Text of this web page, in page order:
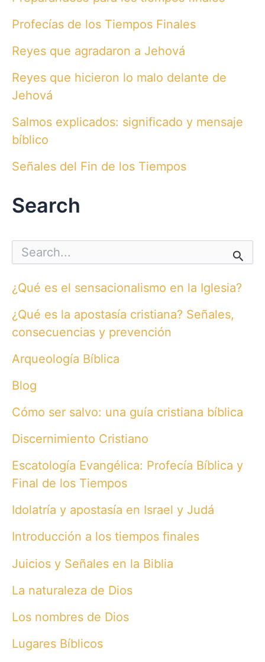
Profecías de los Tiempos Finales
Reyes que agradaron a Jehová
Reyes que hicieron lo malo delante de
Jehová
Salmos explicados: significado y mensaje
bíblico
Señales del Fin de los Tiempos
Search
c
f
o
¿Qué es el sensacionalismo en la Iglesia?
¿Qué es la apostasía cristiana? Señales,
consecuencias y prevención
Arqueología Bíblica
Blog
Cómo ser salvo: una guía cristiana bíblica
Discernimiento Cristiano
Escatología Evangélica: Profecía Bíblica y
Final de los Tiempos
Idolatría y apostasía en Israel y Judá
Introducción a los tiempos finales
Juicios y Señales en la Biblia
La naturaleza de Dios
Los nombres de Dios
Lugares Bíblicos